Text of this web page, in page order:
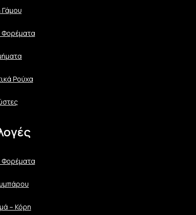
Γάμου
Φορέματα
Ρούχα
Φορέματα
– Κόρη